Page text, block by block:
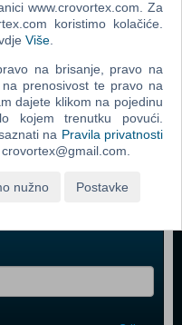
www.crovortex.com. Za
koristimo kolačiće.
Više
na brisanje, pravo na
prenosivost te pravo na
dajete klikom na pojedinu
kojem trenutku povući.
na Pravila privatnosti
nužno Postavke